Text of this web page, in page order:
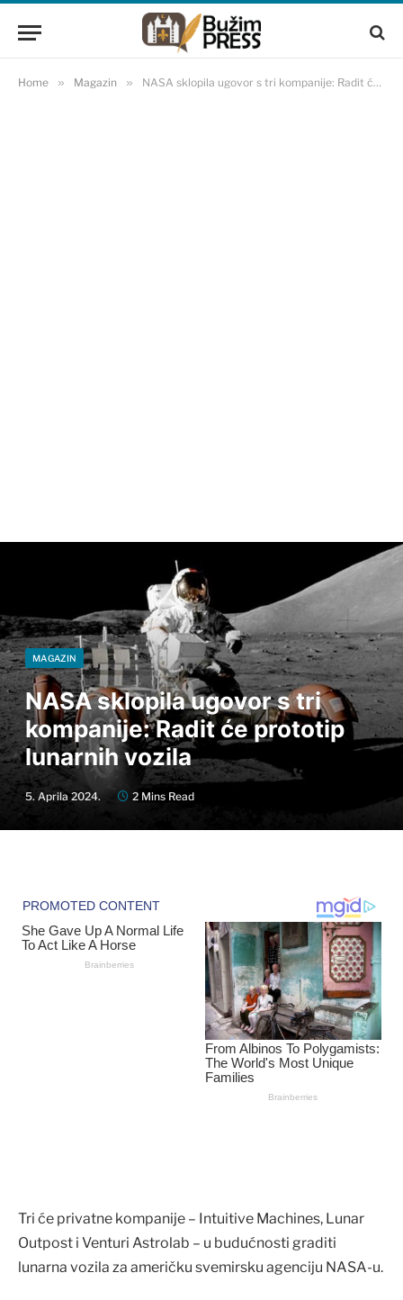
Home » Magazin » NASA sklopila ugovor s tri kompanije: Radit će prototip lunarnih vozila
MAGAZIN
NASA sklopila ugovor s tri
kompanije: Radit će prototip
lunarnih vozila
5. Aprila 2024. 2 Mins Read
Tri će privatne kompanije – Intuitive Machines, Lunar
Outpost i Venturi Astrolab – u budućnosti graditi
lunarna vozila za američku svemirsku agenciju NASA-u.